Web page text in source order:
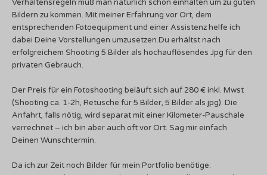
Verhaltensregeln muß man natürlich schon einhalten um zu guten
Bildern zu kommen. Mit meiner Erfahrung vor Ort, dem
entsprechenden Fotoequipment und einer Assistenz helfe ich
dabei Deine Vorstellungen umzusetzen.Du erhältst nach
erfolgreichem Shooting 5 Bilder als hochauflösendes Jpg für den
privaten Gebrauch.
Der Preis für ein Fotoshooting beläuft sich auf 280 € inkl. Mwst
(Shooting ca. 1-2h, Retusche für 5 Bilder, 5 Bilder als jpg). Die
Anfahrt, falls nötig, wird separat mit einer Kilometer-Pauschale
verrechnet – ich bin aber auch oft vor Ort. Sag mir einfach
Deinen Wunschtermin.
Da ich zur Zeit noch Bilder für mein Portfolio benötige: